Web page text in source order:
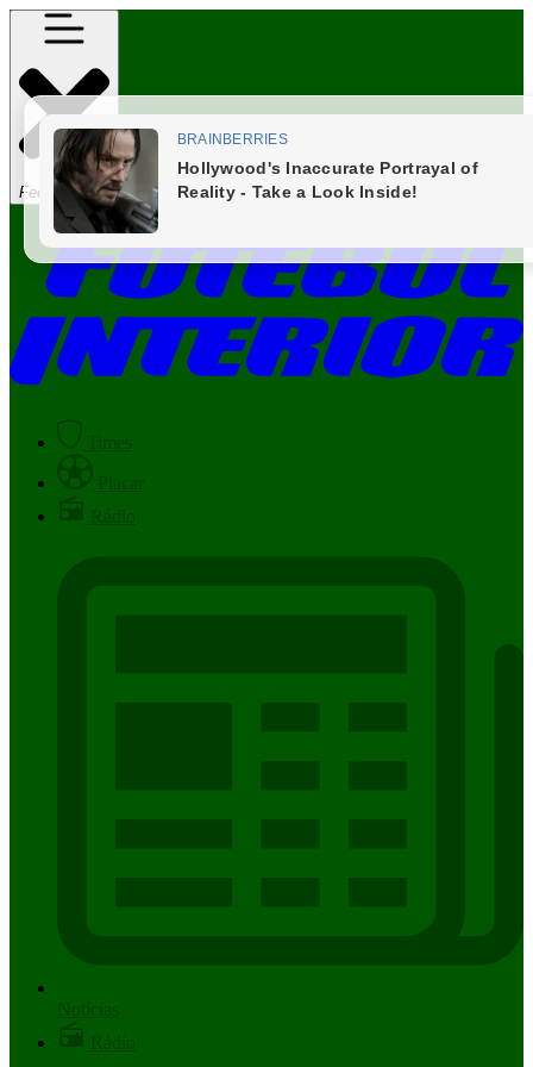
Fechar Menu
Times
Placar
Rádio
Notícias
Rádio